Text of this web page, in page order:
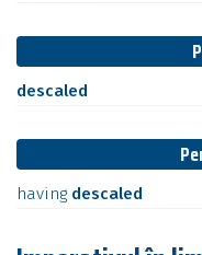
descaled
having descaled